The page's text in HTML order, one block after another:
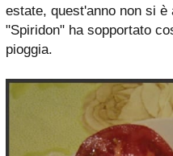
estate, quest'anno non si
"Spiridon" ha sopportato
pioggia.